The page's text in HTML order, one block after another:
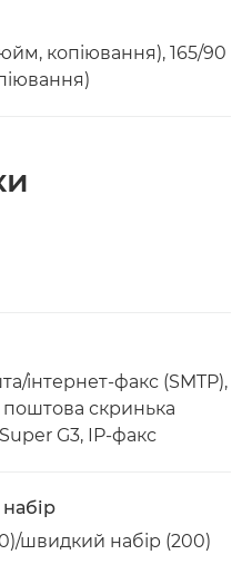
копіювання), 165/90
інтернет-факс (SMTP),
поштова скринька
G3, IP-факс
швидкий набір (200)